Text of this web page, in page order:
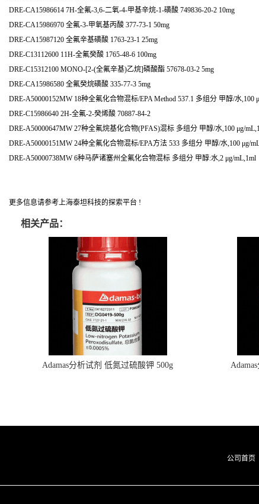
DRE-CA15986614 7H-全氟-3,6-二氧-4-甲基辛烷-1-磺酸 749836-20-2 10mg
DRE-CA15986970 全氟-3-甲氧基丙酸 377-73-1 50mg
DRE-CA15987120 全氟辛基磺酸 1763-23-1 25mg
DRE-C13112600 11H-全氟癸酸 1765-48-6 100mg
DRE-C15312100 MONO-[2-(全氟辛基)乙烷]磷酸酯 57678-03-2 5mg
DRE-CA15986580 全氟癸烷磺酸 335-77-3 5mg
DRE-A50000152MW 18种全氟化合物混标/EPA Method 537.1 多组分 甲醇/水,100
DRE-C15986640 2H-全氟-2-癸烯酸 70887-84-2
DRE-A50000647MW 27种全氟烷基化合物(PFAS)混标 多组分 甲醇/水,100 μg/
DRE-A50000151MW 24种全氟化合物混标/EPA方法 533 多组分 甲醇/水,100 μg/
DRE-A50000738MW 6种马萨诸塞州全氟化合物混标 多组分 甲醇:水,2 μg/mL,1ml
更多信息请参考上海泰坦科技的探索平台 !
相关产品：
Adamas分析试剂 低氮过硫酸钾 500g
公司首页